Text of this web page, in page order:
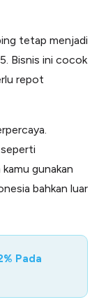
tetap menjadi
Bisnis ini cocok
repot
gunakan
bahkan luar
Pada